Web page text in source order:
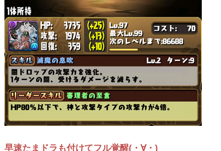
早速たまドラも付けてフル覚醒(・∀・)